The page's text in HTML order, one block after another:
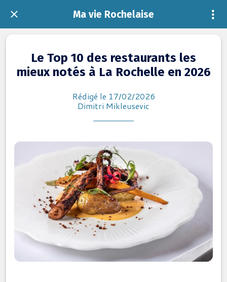
Ma vie Rochelaise
Le Top 10 des restaurants les
mieux notés à La Rochelle en 2026
Rédigé le 17/02/2026
Dimitri Mikleusevic